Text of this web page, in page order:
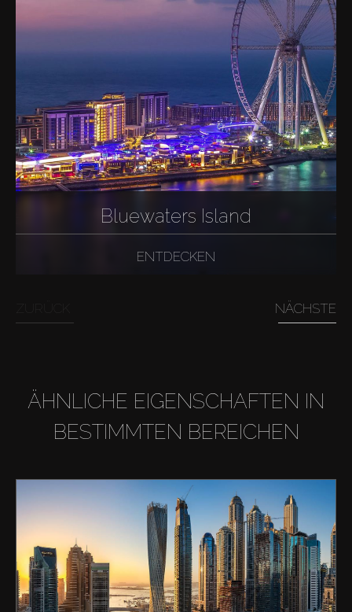
Bluewaters Island
ENTDECKEN
NÄCHSTE
ÄHNLICHE EIGENSCHAFTEN IN
BESTIMMTEN BEREICHEN